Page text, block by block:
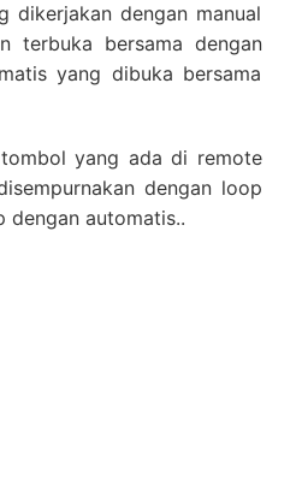
dikerjakan dengan manual
terbuka bersama dengan
yang dibuka bersama
yang ada di remote
dengan loop
dengan automatis..